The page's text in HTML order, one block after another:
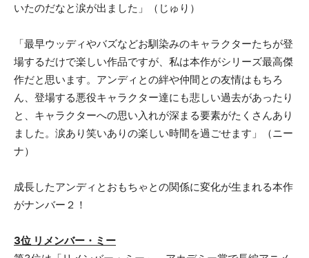
いたのだなと涙が出ました」（じゅり）
「最早ウッディやバズなどお馴染みのキャラクターたちが登
場するだけで楽しい作品ですが、私は本作がシリーズ最高傑
作だと思います。アンディとの絆や仲間との友情はもちろ
ん、登場する悪役キャラクター達にも悲しい過去があったり
と、キャラクターへの思い入れが深まる要素がたくさんあり
ました。涙あり笑いありの楽しい時間を過ごせます」（ニー
ナ）
成長したアンディとおもちゃとの関係に変化が生まれる本作
がナンバー２！
3位 リメンバー・ミー